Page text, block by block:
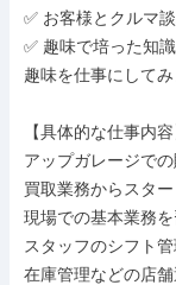
✅ お客様とクルマ
✅ 趣味で培った知
趣味を仕事にして
【具体的な仕事内容
アップガレージで
買取業務からスター
現場での基本業務
スタッフのシフト
在庫管理などの店